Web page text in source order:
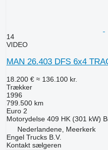
14
VIDEO
MAN 26.403 DFS 6x4
18.200 € ≈ 136.100 kr.
Trækker
1996
799.500 km
Euro 2
Motorydelse 409 HK (301 kW)
Nederlandene, Meerkerk
Engel Trucks B.V.
Kontakt sælgeren